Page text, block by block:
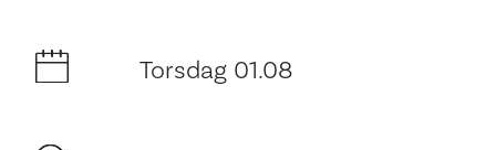
Torsdag 01.08